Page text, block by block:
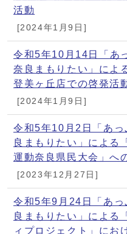
活動
[2024年1月9日]
令和5年10月14日「あ
奈良まもりたい」によ
登美ヶ丘店での啓発活
[2024年1月9日]
令和5年10月2日「あっ
良まもりたい」による
運動奈良県民大会」へ
[2023年12月27日]
令和5年9月24日「あっ
良まもりたい」による
ィプロジェクト」にお